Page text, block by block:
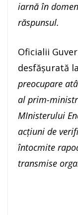
iarnă în
răspunsul.
Oficialii
desfășurată
preocupare
al prim-
MInisterului
acțiuni de
întocmite
transmise